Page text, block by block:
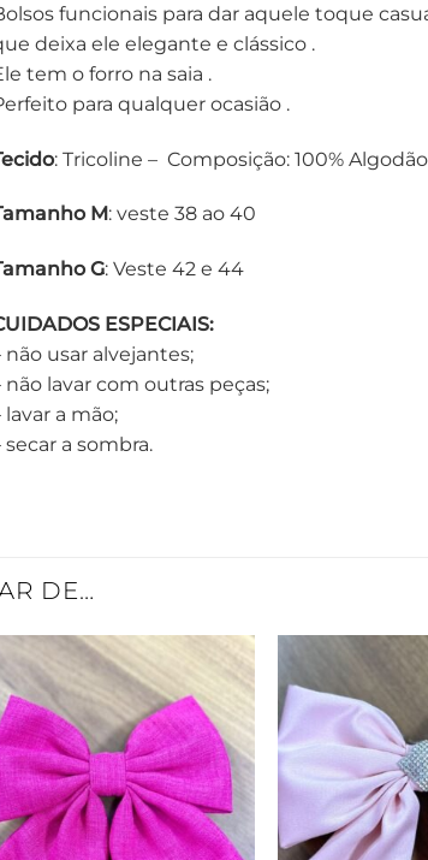
funcionais para dar aquele toque
deixa ele elegante e clássico .
tem o forro na saia .
para qualquer ocasião .
: Tricoline – Composição: 100%
M: veste 38 ao 40
G: Veste 42 e 44
ESPECIAIS:
não usar alvejantes;
não lavar com outras peças;
lavar a mão;
secar a sombra.
DE…
Adicionar
à Lista